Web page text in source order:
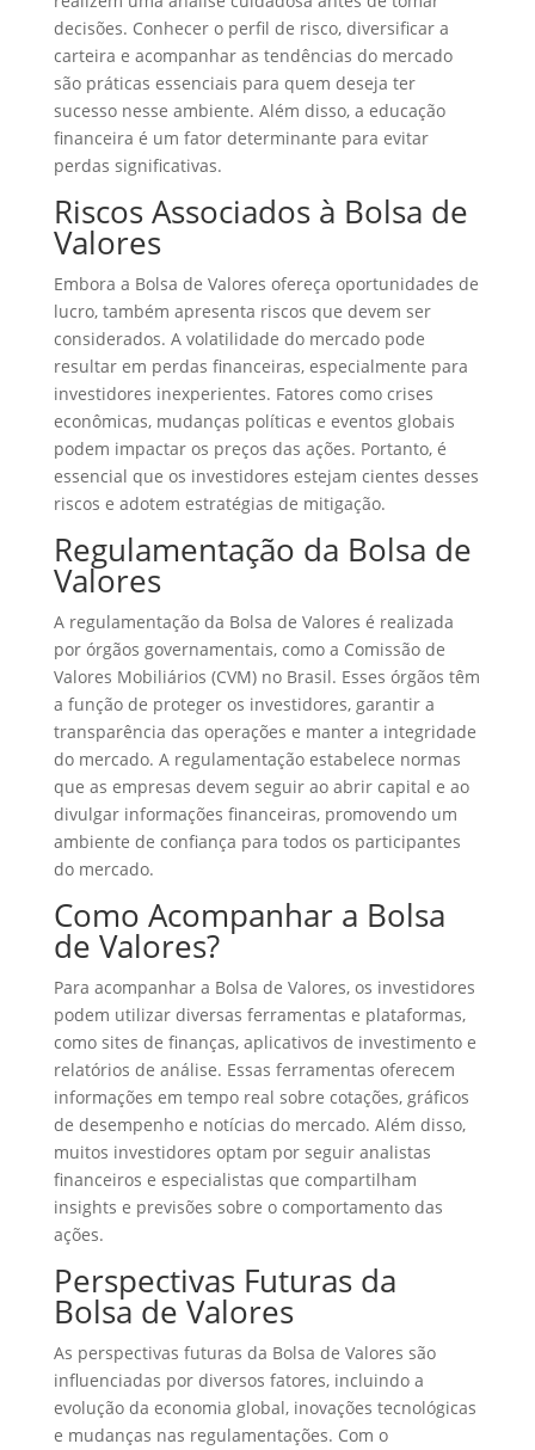
decisões. Conhecer o perfil de risco, diversificar a
carteira e acompanhar as tendências do mercado
são práticas essenciais para quem deseja ter
sucesso nesse ambiente. Além disso, a educação
financeira é um fator determinante para evitar
perdas significativas.
Riscos Associados à Bolsa de
Valores
Embora a Bolsa de Valores ofereça oportunidades de
lucro, também apresenta riscos que devem ser
considerados. A volatilidade do mercado pode
resultar em perdas financeiras, especialmente para
investidores inexperientes. Fatores como crises
econômicas, mudanças políticas e eventos globais
podem impactar os preços das ações. Portanto, é
essencial que os investidores estejam cientes desses
riscos e adotem estratégias de mitigação.
Regulamentação da Bolsa de
Valores
A regulamentação da Bolsa de Valores é realizada
por órgãos governamentais, como a Comissão de
Valores Mobiliários (CVM) no Brasil. Esses órgãos têm
a função de proteger os investidores, garantir a
transparência das operações e manter a integridade
do mercado. A regulamentação estabelece normas
que as empresas devem seguir ao abrir capital e ao
divulgar informações financeiras, promovendo um
ambiente de confiança para todos os participantes
do mercado.
Como Acompanhar a Bolsa
de Valores?
Para acompanhar a Bolsa de Valores, os investidores
podem utilizar diversas ferramentas e plataformas,
como sites de finanças, aplicativos de investimento e
relatórios de análise. Essas ferramentas oferecem
informações em tempo real sobre cotações, gráficos
de desempenho e notícias do mercado. Além disso,
muitos investidores optam por seguir analistas
financeiros e especialistas que compartilham
insights e previsões sobre o comportamento das
ações.
Perspectivas Futuras da
Bolsa de Valores
As perspectivas futuras da Bolsa de Valores são
influenciadas por diversos fatores, incluindo a
evolução da economia global, inovações tecnológicas
e mudanças nas regulamentações. Com o